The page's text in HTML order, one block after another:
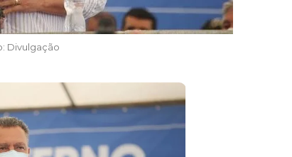
Divulgação